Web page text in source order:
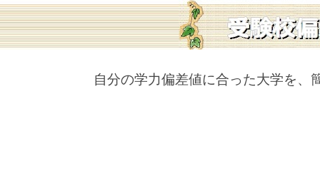
自分の学力偏差値に合った大学を、